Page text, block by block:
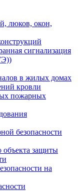
люков, окон,
сигнализация
в жилых домах
кровли
пожарных
безопасности
объекта защиты
на